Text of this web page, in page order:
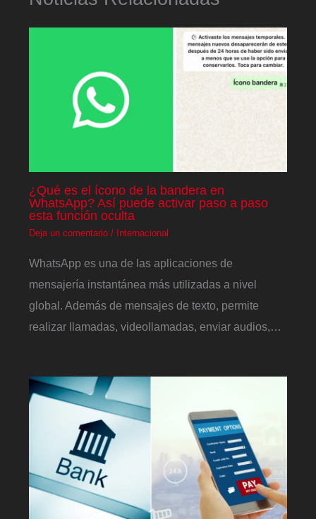
¿Qué es el ícono de la bandera en
WhatsApp? Así puede activar paso a paso
esta función oculta
Deja un comentario / Internacional
WhatsApp es una de las aplicaciones de
mensajería instantánea más utilizadas a nivel
global. Además de mensajes de texto, permite
realizar llamadas, videollamadas, enviar audios,…